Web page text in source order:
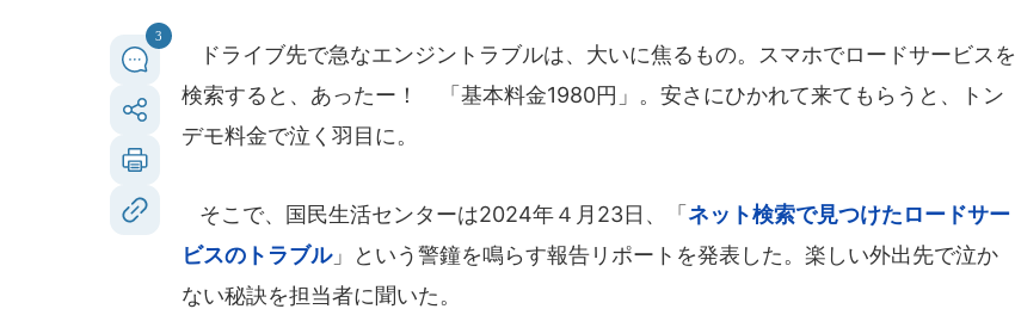
3
ドライブ先で急なエンジントラブルは、大いに焦るもの。スマホでロードサービスを
検索すると、あったー！ 「基本料金1980円」。安さにひかれて来てもらうと、トン
デモ料金で泣く羽目に。
そこで、国民生活センターは2024年４月23日、「 ネット検索で見つけたロードサー
ビスのトラブル」という警鐘を鳴らす報告リポートを発表した。楽しい外出先で泣か
ない秘訣を担当者に聞いた。